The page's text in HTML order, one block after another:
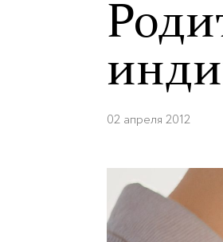
02 апреля 2012